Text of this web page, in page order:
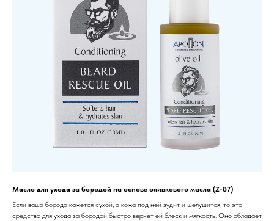
Масло для ухода за бородой на основе оливкового масла (Z-87)
Если ваша борода кажется сухой, а кожа под ней зудит и шелушится, то это
средство для ухода за бородой быстро вернёт ей блеск и мягкость. Оно обладает